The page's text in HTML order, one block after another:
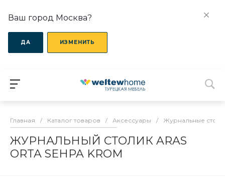
Ваш город Москва?
ДА ИЗМЕНИТЬ
Главная / Каталог товаров / Аксессуары / Журнальные
ЖУРНАЛЬНЫЙ СТОЛИК ARAS
ORTA SEHPA KROM